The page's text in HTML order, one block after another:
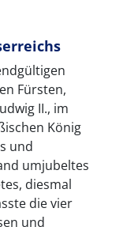
Fürsten,
II., im
König
und
umjubeltes
diesmal
die vier
und